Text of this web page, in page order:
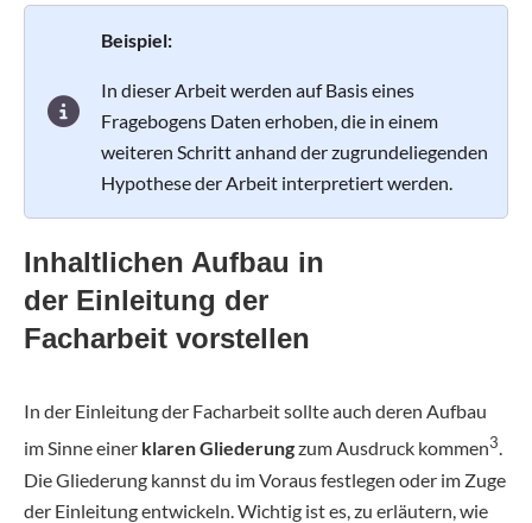
Beispiel:
In dieser Arbeit werden auf Basis eines
Fragebogens Daten erhoben, die in einem
weiteren Schritt anhand der zugrundeliegenden
Hypothese der Arbeit interpretiert werden.
Inhaltlichen Aufbau in
der Einleitung der
Facharbeit vorstellen
In der Einleitung der Facharbeit sollte auch deren Aufbau
im Sinne einer klaren Gliederungzum Ausdruck kommen3.
Die Gliederung kannst du im Voraus festlegen oder im Zuge
der Einleitung entwickeln. Wichtig ist es, zu erläutern, wie